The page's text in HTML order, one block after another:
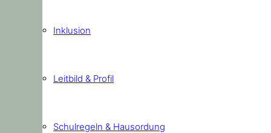
Inklusion
Leitbild & Profil
Schulregeln & Hausordung